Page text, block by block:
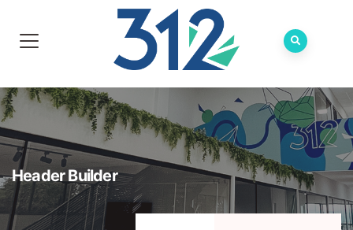
Header Builder